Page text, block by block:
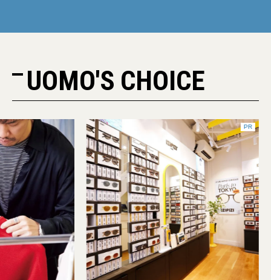
UOMO'S CHOICE